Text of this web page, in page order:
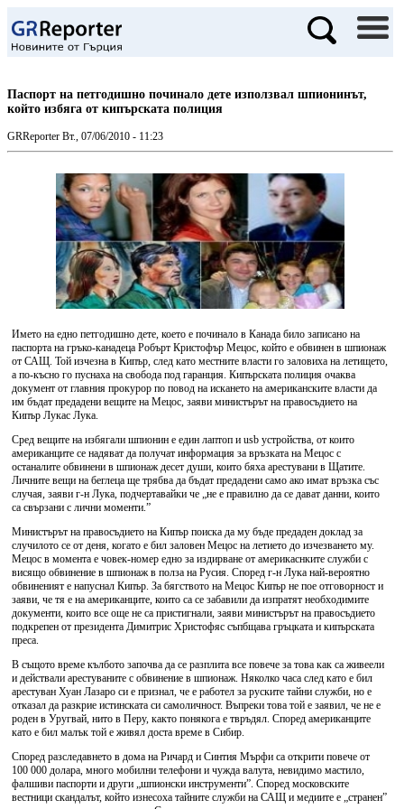
Паспорт на петгодишно починало дете използвал шпионинът,
който избяга от кипърската полиция
GRReporter Вт., 07/06/2010 - 11:23
Името на едно петгодишно дете, което е починало в Канада било записано на
паспорта на гръко-канадеца Робърт Кристофър Мецос, който е обвинен в шпионаж
от САЩ. Той изчезна в Кипър, след като местните власти го заловиха на летището,
а по-късно го пуснаха на свобода под гаранция. Кипърската полиция очаква
документ от главния прокурор по повод на искането на американските власти да
им бъдат предадени вещите на Мецос, заяви министърът на правосъдието на
Кипър Лукас Лука.
Сред вещите на избягали шпионин е един лаптоп и usb устройства, от които
американците се надяват да получат информация за връзката на Мецос с
останалите обвинени в шпионаж десет души, които бяха арестувани в Щатите.
Личните вещи на беглеца ще трябва да бъдат предадени само ако имат връзка със
случая, заяви г-н Лука, подчертавайки че „не е правилно да се дават данни, които
са свързани с лични моменти.”
Министърът на правосъдието на Кипър поиска да му бъде предаден доклад за
случилото се от деня, когато е бил заловен Мецос на летието до изчезването му.
Мецос в момента е човек-номер едно за издирване от америкаснките служби с
висящо обвинение в шпионаж в полза на Русия. Според г-н Лука най-вероятно
обвиненият е напуснал Кипър. За бягството на Мецос Кипър не пое отговорност и
заяви, че тя е на американците, които са се забавили да изпратят необходимите
документи, които все още не са пристигнали, заяви министърът на правосъдието
подкрепен от президента Димитрис Христофяс съпбщава гръцката и кипърската
преса.
В същото време кълбото започва да се разплита все повече за това как са живеели
и действали арестуваните с обвинение в шпионаж. Няколко часа след като е бил
арестуван Хуан Лазаро си е признал, че е работел за руските тайни служби, но е
отказал да разкрие истинската си самоличност. Въпреки това той е заявил, че не е
роден в Уругвай, нито в Перу, както понякога е твръдял. Според американците
като е бил малък той е живял доста време в Сибир.
Според разследавнето в дома на Ричард и Синтия Мърфи са открити повече от
100 000 долара, много мобилни телефони и чужда валута, невидимо мастило,
фалшиви паспорти и други „шпионски инструменти”. Според московските
вестници скандалът, който изнесоха тайните служби на САЩ и медиите е „странен”